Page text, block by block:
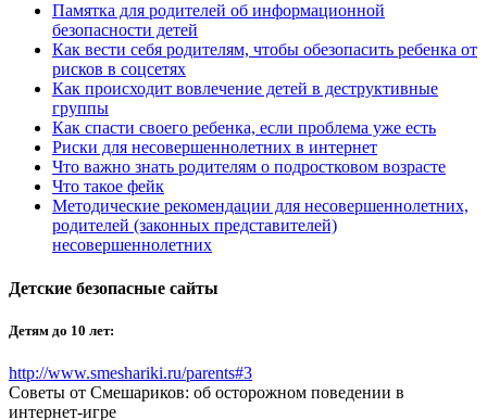
Памятка для родителей об информационной
безопасности детей
Как вести себя родителям, чтобы обезопасить ребенка от
рисков в соцсетях
Как происходит вовлечение детей в деструктивные
группы
Как спасти своего ребенка, если проблема уже есть
Риски для несовершеннолетних в интернет
Что важно знать родителям о подростковом возрасте
Что такое фейк
Методические рекомендации для несовершеннолетних,
родителей (законных представителей)
несовершеннолетних
Детские безопасные сайты
Детям до 10 лет:
http://www.smeshariki.ru/parents#3
Советы от Смешариков: об осторожном поведении в
интернет-игре